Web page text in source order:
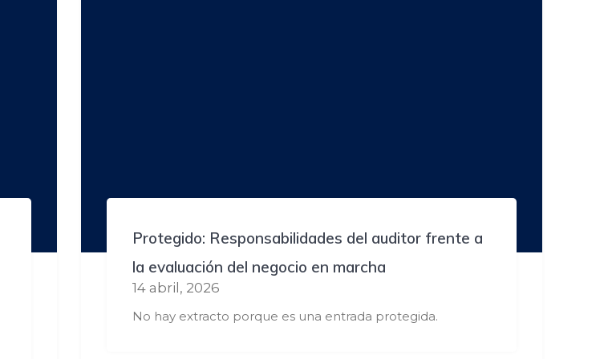
Protegido: Responsabilidades del auditor frente a
la evaluación del negocio en marcha
14 abril, 2026
No hay extracto porque es una entrada protegida.